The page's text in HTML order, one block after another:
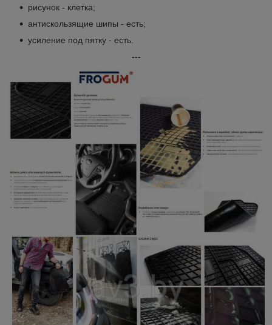
рисунок - клетка;
антискользящие шипы - есть;
усиление под пятку - есть.
---